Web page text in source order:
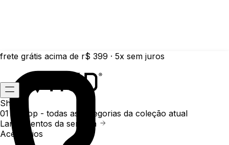
frete grátis acima de r$ 399 · 5x sem juros
Shop
01 /
Shop - todas as categorias da coleção atual
Lançamentos da semana
Acessórios